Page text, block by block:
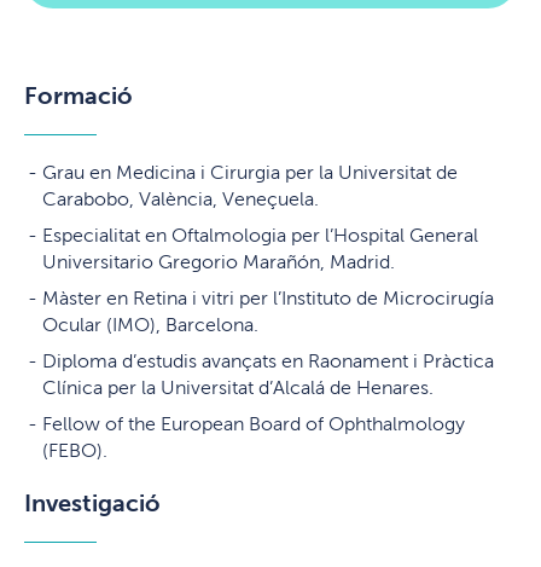
Formació
Grau en Medicina i Cirurgia per la Universitat de
Carabobo, València, Veneçuela.
Especialitat en Oftalmologia per l’Hospital General
Universitario Gregorio Marañón, Madrid.
Màster en Retina i vitri per l’Instituto de Microcirugía
Ocular (IMO), Barcelona.
Diploma d’estudis avançats en Raonament i Pràctica
Clínica per la Universitat d’Alcalá de Henares.
Fellow of the European Board of Ophthalmology
(FEBO).
Investigació